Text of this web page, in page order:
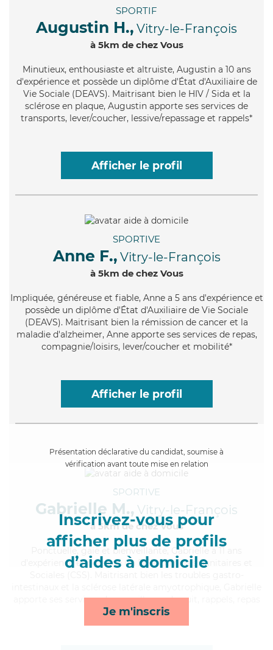
SPORTIF
Augustin H., Vitry-le-François
à 5km de chez Vous
Minutieux, enthousiaste et altruiste, Augustin a 10 ans
d'expérience et possède un diplôme d'État d'Auxiliaire de
Vie Sociale (DEAVS). Maitrisant bien le HIV / Sida et la
sclérose en plaque, Augustin apporte ses services de
transports, lever/coucher, lessive/repassage et rappels*
Afficher le profil
SPORTIVE
Anne F., Vitry-le-François
à 5km de chez Vous
Impliquée, généreuse et fiable, Anne a 5 ans d'expérience et
possède un diplôme d'État d'Auxiliaire de Vie Sociale
(DEAVS). Maitrisant bien la rémission de cancer et la
maladie d'alzheimer, Anne apporte ses services de repas,
compagnie/loisirs, lever/coucher et mobilité*
Afficher le profil
Présentation déclarative du candidat, soumise à
vérification avant toute mise en relation
Inscrivez-vous pour
afficher plus de profils
d’aides à domicile
Je m'inscris
SPORTIVE
Gabrielle M., Vitry-le-François
à 5km de chez Vous
, gaie et bienveillante, Gabrielle a 11 ans
d'expérience et possède un BEP Carrières Sanitaires et
apporte ses services de surveillance de nuit, rappels, repas
et courses/livraison*